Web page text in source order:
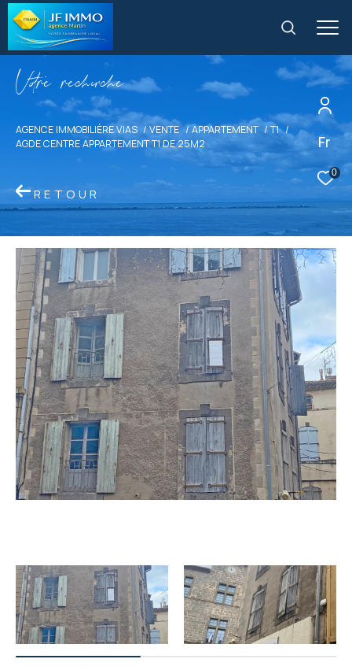
Fr
0
Vore recece
AGENCE IMMOBILIÈRE VIAS VENTE APPARTEMENT
T1
AGDE CENTRE APPARTEMENT T1 DE 25M2
RETOUR